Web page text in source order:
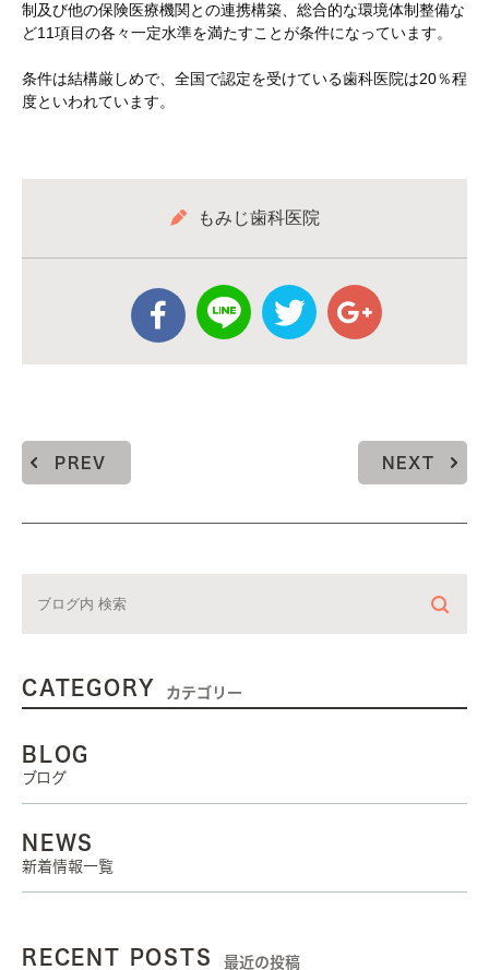
制及び他の保険医療機関との連携構築、総合的な環境体制整備な
ど11項目の各々一定水準を満たすことが条件になっています。
条件は結構厳しめで、全国で認定を受けている歯科医院は20％程
度といわれています。
もみじ歯科医院
PREV NEXT
CATEGORY カテゴリー
BLOG
ブログ
NEWS
新着情報一覧
RECENT POSTS 最近の投稿